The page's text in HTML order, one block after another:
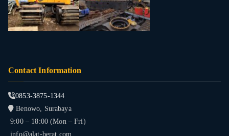
Contact Information
0853-3875-1344
Benowo, Surabaya
9:00 – 18:00 (Mon – Fri)
info@alat-berat.com